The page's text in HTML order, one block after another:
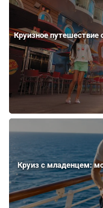
Круизное
Круиз с младенцем: